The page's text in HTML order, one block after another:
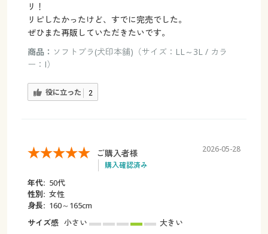
リ！
リピしたかったけど、すでに完売でした。
ぜひまた再販していただきたいです。
商品： ソフトブラ(犬印本舗)（サイズ：LL～3L / カラ
ー：I）
役に立った 2
ご購入者様
購入確認済み
2026-05-28
年代: 50代
性別: 女性
身長: 160～165cm
サイズ感 小さい
大きい